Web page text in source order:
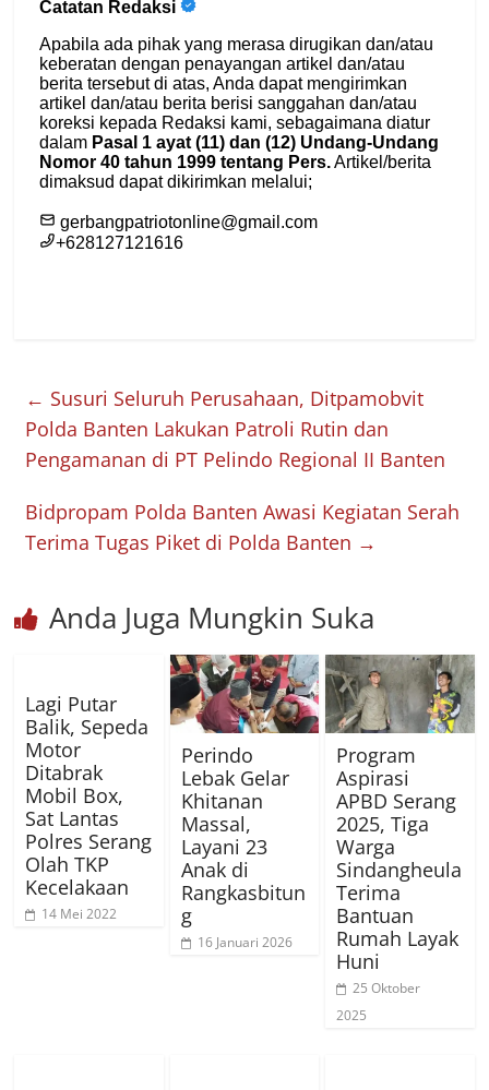
← Susuri Seluruh Perusahaan, Ditpamobvit
Polda Banten Lakukan Patroli Rutin dan
Pengamanan di PT Pelindo Regional II Banten
Bidpropam Polda Banten Awasi Kegiatan Serah
Terima Tugas Piket di Polda Banten →
Anda Juga Mungkin Suka
Lagi Putar
Balik, Sepeda
Motor
Ditabrak
Mobil Box,
Sat Lantas
Polres Serang
Olah TKP
Kecelakaan
14 Mei 2022
Perindo
Lebak Gelar
Khitanan
Massal,
Layani 23
Anak di
Rangkasbitun
g
16 Januari 2026
Program
Aspirasi
APBD Serang
2025, Tiga
Warga
Sindangheula
Terima
Bantuan
Rumah Layak
Huni
25 Oktober
2025